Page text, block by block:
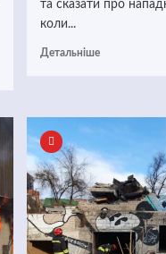
та сказати про
коли...
Детальніше